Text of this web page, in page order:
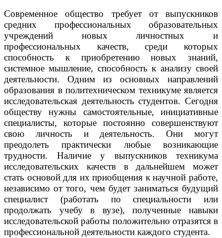
Современное общество требует от выпускников
средних профессиональных образовательных
учреждений новых личностных и
профессиональных качеств, среди которых
способность к приобретению новых знаний,
системное мышление, способность к анализу своей
деятельности. Одним из основных направлений
образования в политехническом техникуме является
исследовательская деятельность студентов. Сегодня
обществу нужны самостоятельные, инициативные
специалисты, которые постоянно совершенствуют
свою личность и деятельность. Они могут
преодолеть практически любые возникающие
трудности. Наличие у выпускников техникума
исследовательских качеств в дальнейшем может
стать основой для их приобщения к научной работе,
независимо от того, чем будет заниматься будущий
специалист (работать по специальности или
продолжать учебу в вузе), полученные навыки
исследовательской работы положительно отразятся в
профессиональной деятельности каждого студента.